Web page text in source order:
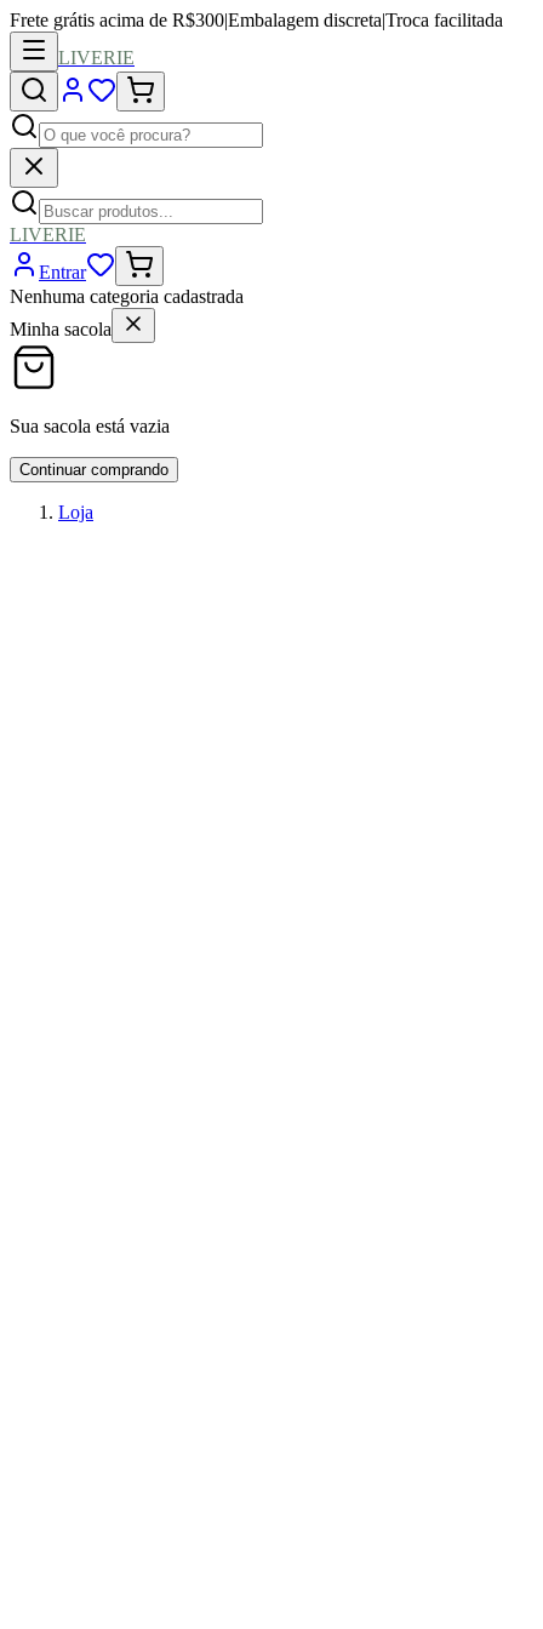
Frete grátis acima de R$300|Embalagem discreta|Troca facilitada
LIVERIE
LIVERIE
Entrar
Nenhuma categoria cadastrada
Minha sacola
Sua sacola está vazia
Continuar comprando
Loja